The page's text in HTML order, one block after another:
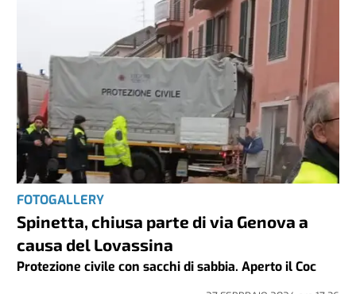
FOTOGALLERY
Spinetta, chiusa parte di via Genova a
causa del Lovassina
Protezione civile con sacchi di sabbia. Aperto il Coc